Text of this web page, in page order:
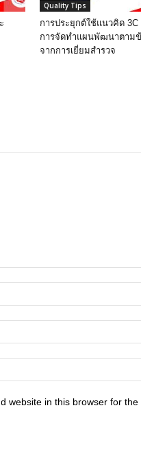
Quality Tips
การประยุกต์ใช้แนวคิด 3C
การจัดทำแผนพัฒนาตาม
จากการเยี่ยมสำรวจ
website in this browser for